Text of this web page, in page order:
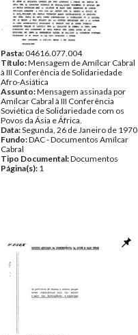
Pasta:04616.077.004
Título:Mensagem de Amílcar Cabral
à III Conferência de Solidariedade
Afro-Asiática
Assunto:Mensagem assinada por
Amílcar Cabral à III Conferência
Soviética de Solidariedade com os
Povos da Ásia e África.
Data:Segunda, 26 de Janeiro de 1970
Fundo:DAC - Documentos Amílcar
Cabral
Tipo Documental:Documentos
Página(s): 1